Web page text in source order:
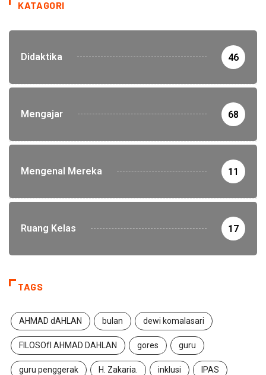
KATAGORI
Didaktika 46
Mengajar 68
Mengenal Mereka 11
Ruang Kelas 17
TAGS
AHMAD dAHLAN bulan dewi komalasari
FILOSOfI AHMAD DAHLAN gores guru
guru penggerak H. Zakaria. inklusi IPAS